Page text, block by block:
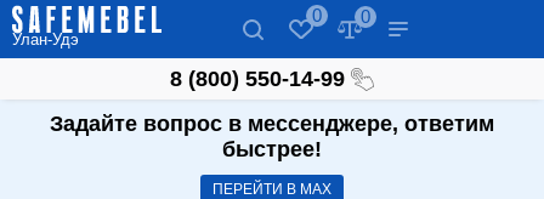
Улан-Удэ
0 0
8 (800) 550-14-99
Задайте вопрос в мессенджере, ответим
быстрее!
ПЕРЕЙТИ В МАХ